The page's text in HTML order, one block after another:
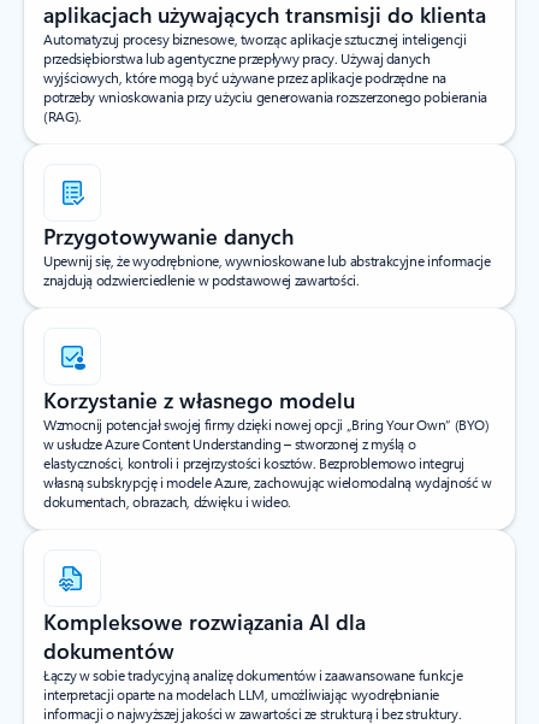
aplikacjach używających transmisji do klienta
Automatyzuj procesy biznesowe, tworząc aplikacje sztucznej inteligencji
przedsiębiorstwa lub agentyczne przepływy pracy. Używaj danych
wyjściowych, które mogą być używane przez aplikacje podrzędne na
potrzeby wnioskowania przy użyciu generowania rozszerzonego pobierania
(RAG).
Przygotowywanie danych
Upewnij się, że wyodrębnione, wywnioskowane lub abstrakcyjne informacje
znajdują odzwierciedlenie w podstawowej zawartości.
Korzystanie z własnego modelu
Wzmocnij potencjał swojej firmy dzięki nowej opcji „Bring Your Own” (BYO)
w usłudze Azure Content Understanding – stworzonej z myślą o
elastyczności, kontroli i przejrzystości kosztów. Bezproblemowo integruj
własną subskrypcję i modele Azure, zachowując wielomodalną wydajność w
dokumentach, obrazach, dźwięku i wideo.
Kompleksowe rozwiązania AI dla
dokumentów
Łączy w sobie tradycyjną analizę dokumentów i zaawansowane funkcje
interpretacji oparte na modelach LLM, umożliwiając wyodrębnianie
informacji o najwyższej jakości w zawartości ze strukturą i bez struktury.